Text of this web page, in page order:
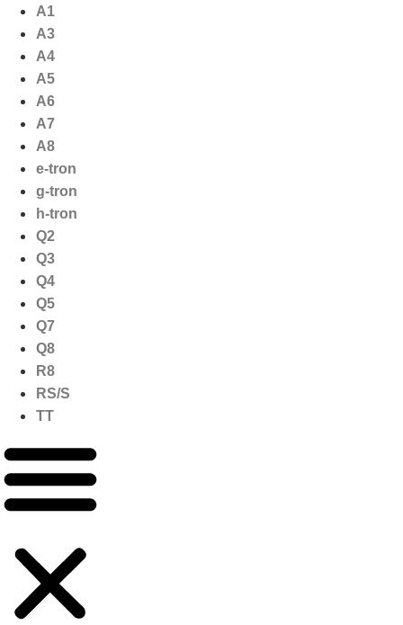
naar
inhoud
A1
A3
A4
A5
A6
A7
A8
e-tron
g-tron
h-tron
Q2
Q3
Q4
Q5
Q7
Q8
R8
RS/S
TT